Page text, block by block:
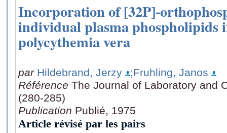
Incorporation of [32P]-
individual plasma phospholipids
polycythemia vera
par Hildebrand, Jerzy
;Fruhling, Janos
Référence The Journal of Laboratory and
(280-285)
Publication Publié, 1975
Article révisé par les pairs